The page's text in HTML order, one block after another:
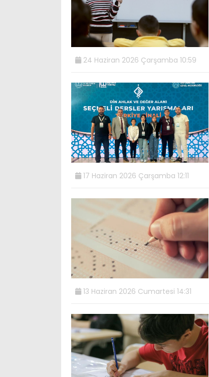
24 Haziran 2026 Çarşamba 10:59
17 Haziran 2026 Çarşamba 12:11
13 Haziran 2026 Cumartesi 14:31